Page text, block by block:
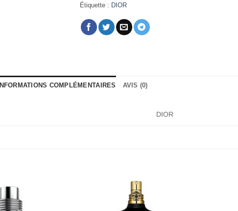
Étiquette : DIOR
INFORMATIONS COMPLÉMENTAIRES AVIS (0)
DIOR